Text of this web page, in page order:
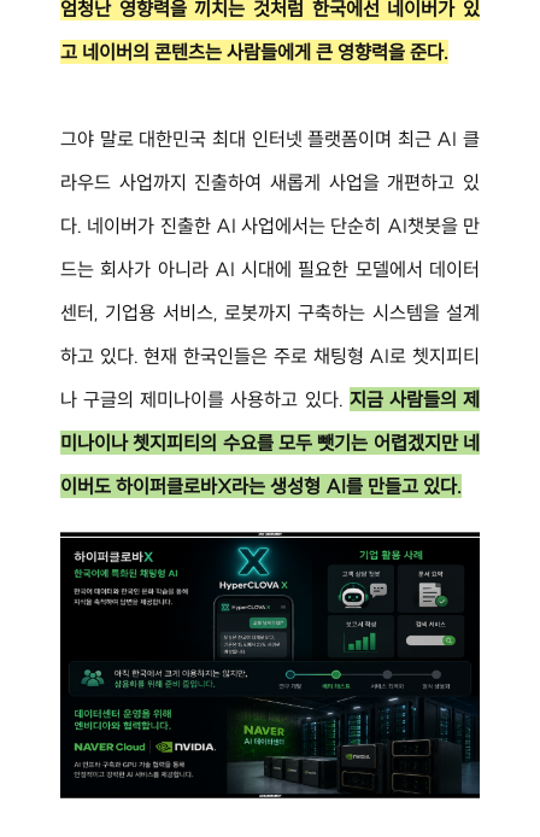
엄청난 영향력을 끼치는 것처럼 한국에선 네이버가 있
고 네이버의 콘텐츠는 사람들에게 큰 영향력을 준다.
그야 말로 대한민국 최대 인터넷 플랫폼이며 최근 AI 클
라우드 사업까지 진출하여 새롭게 사업을 개편하고 있
다. 네이버가 진출한 AI 사업에서는 단순히 AI챗봇을 만
드는 회사가 아니라 AI 시대에 필요한 모델에서 데이터
센터, 기업용 서비스, 로봇까지 구축하는 시스템을 설계
하고 있다. 현재 한국인들은 주로 채팅형 AI로 쳇지피티
나 구글의 제미나이를 사용하고 있다. 지금 사람들의 제
미나이나 쳇지피티의 수요를 모두 뺏기는 어렵겠지만 네
이버도 하이퍼클로바X라는 생성형 AI를 만들고 있다.